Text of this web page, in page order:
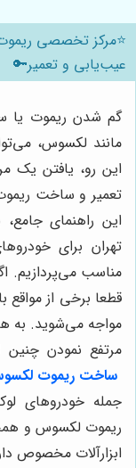
⭐️مرکز تخصصی
عیب‌یابی و تعمیر🔑
گم شدن ریموت یا
مانند لکسوس،
این رو، یافتن یک
تعمیر و ساخت
این راهنمای
تهران برای
مناسب می‌پردازیم.
قطعا برخی از مواقع
مواجه می‌شوید. به
مرتفع نمودن چنین
ساخت ریموت
جمله خودروهای
ریموت لکسوس و
ابزارآلات مخصوص